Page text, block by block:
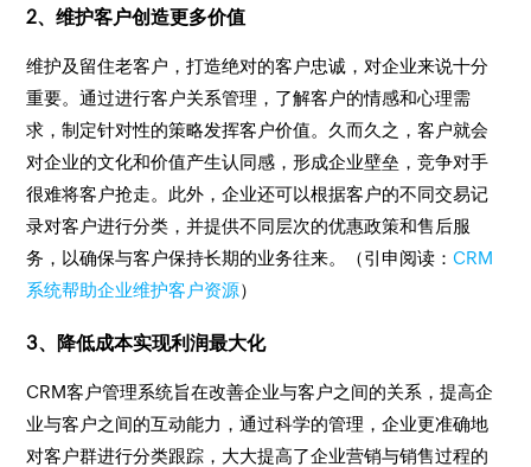
2、维护客户创造更多价值
维护及留住老客户，打造绝对的客户忠诚，对企业来说十分
重要。通过进行客户关系管理，了解客户的情感和心理需
求，制定针对性的策略发挥客户价值。久而久之，客户就会
对企业的文化和价值产生认同感，形成企业壁垒，竞争对手
很难将客户抢走。此外，企业还可以根据客户的不同交易记
录对客户进行分类，并提供不同层次的优惠政策和售后服
务，以确保与客户保持长期的业务往来。（引申阅读：CRM
系统帮助企业维护客户资源）
3、降低成本实现利润最大化
CRM客户管理系统旨在改善企业与客户之间的关系，提高企
业与客户之间的互动能力，通过科学的管理，企业更准确地
对客户群进行分类跟踪，大大提高了企业营销与销售过程的